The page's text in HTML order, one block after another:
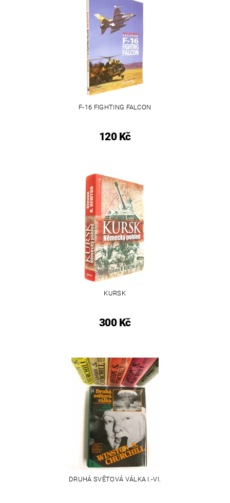
F-16 FIGHTING FALCON
120 Kč
KURSK
300 Kč
DRUHÁ SVĚTOVÁ VÁLKA I.-VI.